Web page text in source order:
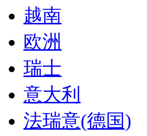
越南
欧洲
瑞士
意大利
法瑞意(德国)